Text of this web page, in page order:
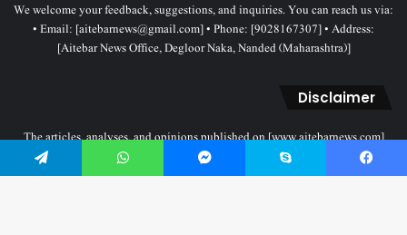
We welcome your feedback, suggestions, and inquiries. You can reach us via:
• Email: [aitebarnews@gmail.com] • Phone: [9028167307] • Address:
[Aitebar News Office, Degloor Naka, Nanded (Maharashtra)]
Disclaimer
The articles, analyses, and opinions published on [www.aitebarnews.com]
solely represent the personal views and opinions of the authors. These views
do not necessarily reflect the stance of the Aitebar News management. Any
Facebook
Skype
Messenger
WhatsApp
Telegram